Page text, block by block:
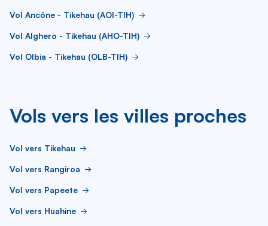
Vol Ancône - Tikehau (AOI-TIH)
Vol Alghero - Tikehau (AHO-TIH)
Vol Olbia - Tikehau (OLB-TIH)
Vols vers les villes proches
Vol vers Tikehau
Vol vers Rangiroa
Vol vers Papeete
Vol vers Huahine